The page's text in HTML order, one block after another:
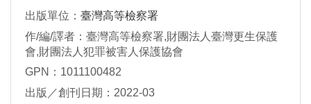
Legitimacy Volume C
出版單位： 臺灣高等檢察署
作/編/譯者：臺灣高等檢察署,財團法人臺灣更生保護
會,財團法人犯罪被害人保護協會
GPN：1011100482
出版／創刊日期：2022-03